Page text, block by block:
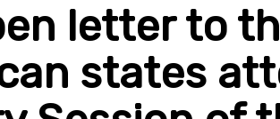
letter to
states